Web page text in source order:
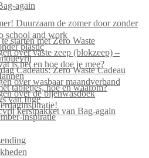
again
Duurzaam de zomer door zonder
school and work
starten met Zero Waste
plastic
over vaste zeep (blokzeep) –
is het en hoe doe je mee?
Cadeaus: Zero Waste Cadeau
over wasbaar maandverband
tabletjes, hoe en waarom?
over de bijenwasdoek
van Inge
kerstpakket van Bag-again
inspiratie